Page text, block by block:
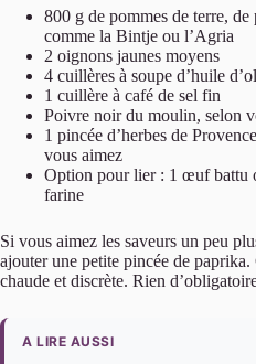
800 g de pommes de terre, de
comme la Bintje ou l’Agria
2 oignons jaunes moyens
4 cuillères à soupe d’huile
1 cuillère à café de sel fin
Poivre noir du moulin, selon
1 pincée d’herbes de
vous aimez
Option pour lier : 1 œuf battu
farine
Si vous aimez les saveurs un peu
ajouter une petite pincée de
chaude et discrète. Rien
A LIRE AUSSI